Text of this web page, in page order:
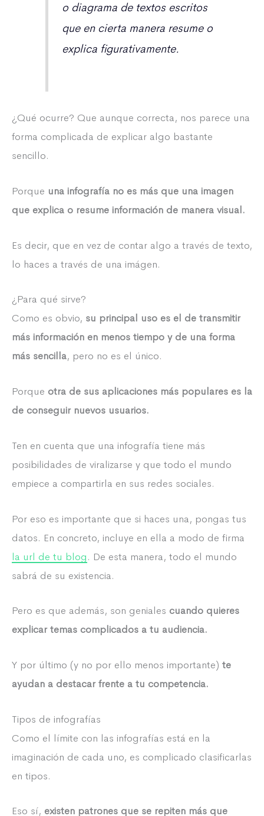
o diagrama de textos escritos
que en cierta manera resume o
explica figurativamente.
¿Qué ocurre? Que aunque correcta, nos parece una
forma complicada de explicar algo bastante
sencillo.
Porque una infografía no es más que una imagen
que explica o resume información de manera visual.
Es decir, que en vez de contar algo a través de texto,
lo haces a través de una imágen.
¿Para qué sirve?
Como es obvio, su principal uso es el de transmitir
más información en menos tiempo y de una forma
más sencilla, pero no es el único.
Porque otra de sus aplicaciones más populares es la
de conseguir nuevos usuarios.
Ten en cuenta que una infografía tiene más
posibilidades de viralizarse y que todo el mundo
empiece a compartirla en sus redes sociales.
Por eso es importante que si haces una, pongas tus
datos. En concreto, incluye en ella a modo de firma
la url de tu blog. De esta manera, todo el mundo
sabrá de su existencia.
Pero es que además, son geniales cuando quieres
explicar temas complicados a tu audiencia.
Y por último (y no por ello menos importante) te
ayudan a destacar frente a tu competencia.
Tipos de infografías
Como el límite con las infografías está en la
imaginación de cada uno, es complicado clasificarlas
en tipos.
Eso sí, existen patrones que se repiten más que